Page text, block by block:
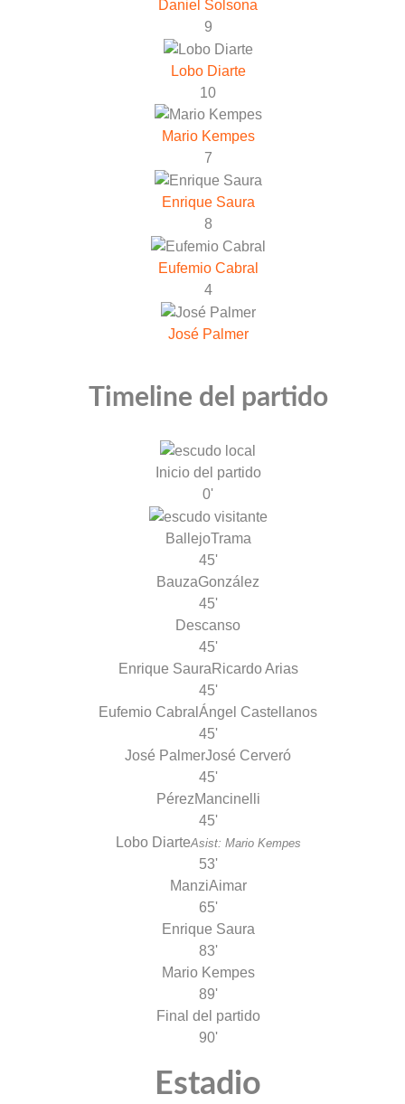
Daniel Solsona
9
Lobo Diarte
10
Mario Kempes
7
Enrique Saura
8
Eufemio Cabral
4
José Palmer
Timeline del partido
Inicio del partido
0'
BallejoTrama
45'
BauzaGonzález
45'
Descanso
45'
Enrique Saura Ricardo Arias
45'
Eufemio Cabral Ángel Castellanos
45'
José PalmerJosé Cerveró
45'
PérezMancinelli
45'
Lobo DiarteAsist: Mario Kempes
53'
ManziAimar
65'
Enrique Saura
83'
Mario Kempes
89'
Final del partido
90'
Estadio